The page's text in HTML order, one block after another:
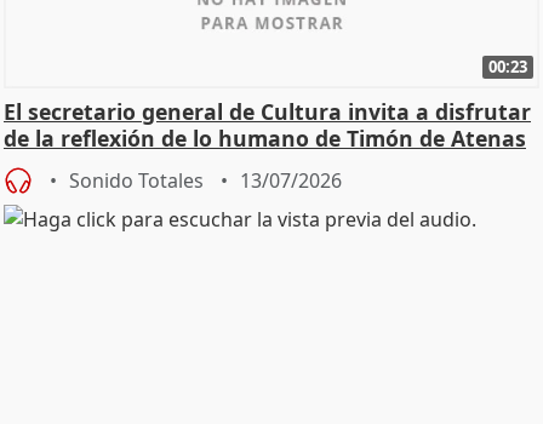
00:23
El secretario general de Cultura invita a disfrutar
de la reflexión de lo humano de Timón de Atenas
Sonido Totales 13/07/2026